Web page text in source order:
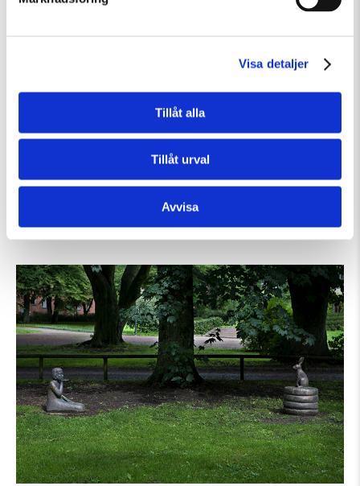
Visa detaljer
Tillåt alla
Tillåt urval
Avvisa
Guidad visning